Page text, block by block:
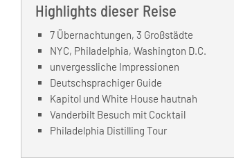
Highlights dieser Reise
7 Übernachtungen, 3 Großstädte
NYC, Philadelphia, Washington D.C.
unvergessliche Impressionen
Deutschsprachiger Guide
Kapitol und White House hautnah
Vanderbilt Besuch mit Cocktail
Philadelphia Distilling Tour